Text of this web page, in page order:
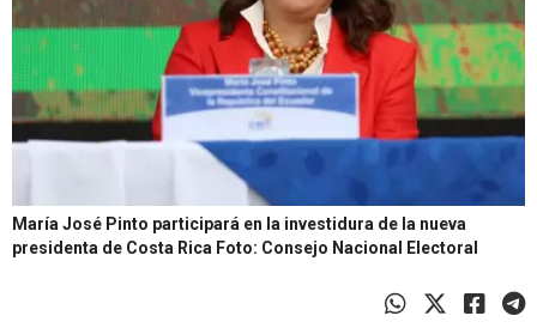
María José Pinto participará en la investidura de la nueva
presidenta de Costa Rica Foto: Consejo Nacional Electoral